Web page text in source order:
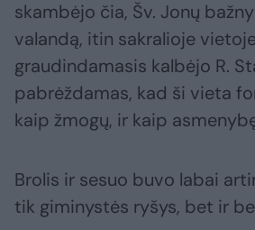
skambėjo čia, Šv. Jonų
valandą, itin sakralioje
graudindamasis kalbėjo R.
pabrėždamas, kad ši vieta
kaip žmogų, ir kaip
Brolis ir sesuo buvo labai
tik giminystės ryšys, bet ir